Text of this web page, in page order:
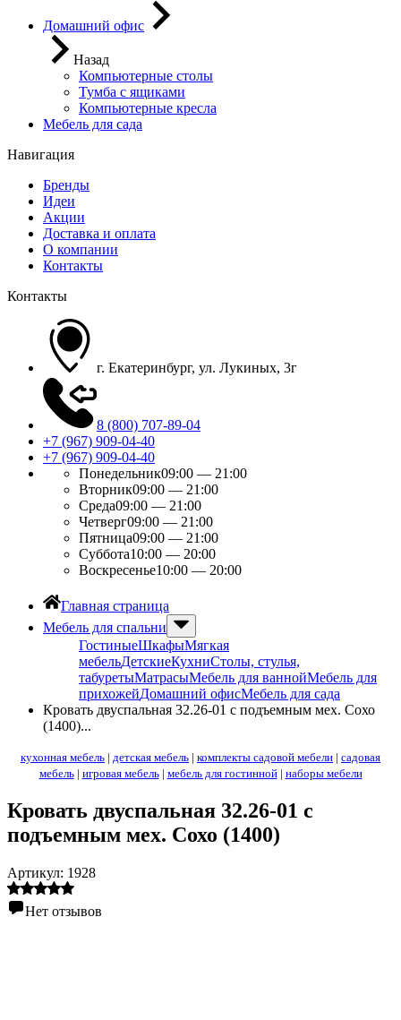
Домашний офис
Назад
Компьютерные столы
Тумба с ящиками
Компьютерные кресла
Мебель для сада
Навигация
Бренды
Идеи
Акции
Доставка и оплата
О компании
Контакты
Контакты
г. Екатеринбург, ул. Лукиных, 3г
8 (800) 707-89-04
+7 (967) 909-04-40
+7 (967) 909-04-40
Понедельник09:00 — 21:00
Вторник09:00 — 21:00
Среда09:00 — 21:00
Четверг09:00 — 21:00
Пятница09:00 — 21:00
Суббота10:00 — 20:00
Воскресенье10:00 — 20:00
Главная страница
Мебель для спальни
ГостиныеШкафыМягкая
мебельДетскиеКухниСтолы, стулья,
табуретыМатрасыМебель для ваннойМебель для
прихожейДомашний офисМебель для сада
Кровать двуспальная 32.26-01 с подъемным мех. Сохо
(1400)...
кухонная мебель | детская мебель | комплекты садовой мебели | садовая
мебель| игровая мебель| мебель для гостинной| наборы мебели
Кровать двуспальная 32.26-01 с
подъемным мех. Сохо (1400)
Артикул: 1928
Нет отзывов